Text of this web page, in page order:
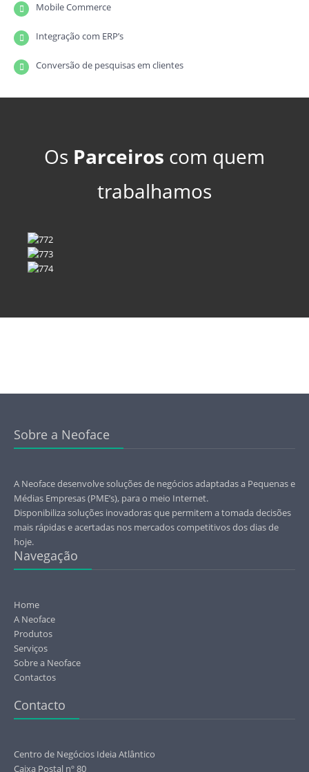
Mobile Commerce
Integração com ERP’s
Conversão de pesquisas em clientes
Os Parceiros com quem
trabalhamos
Sobre a Neoface
A Neoface desenvolve soluções de negócios adaptadas a Pequenas e
Médias Empresas (PME’s), para o meio Internet.
Disponibiliza soluções inovadoras que permitem a tomada decisões
mais rápidas e acertadas nos mercados competitivos dos dias de
hoje.
Navegação
Home
A Neoface
Produtos
Serviços
Sobre a Neoface
Contactos
Contacto
Centro de Negócios Ideia Atlântico
Caixa Postal nº 80